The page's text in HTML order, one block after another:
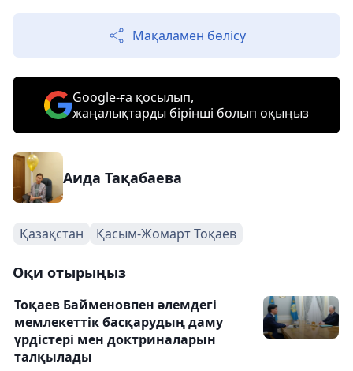
Мақаламен бөлісу
Google-ға қосылып,
жаңалықтарды бірінші болып оқыңыз
Аида Тақабаева
Қазақстан Қасым-Жомарт Тоқаев
Оқи отырыңыз
Тоқаев Байменовпен әлемдегі
мемлекеттік басқарудың даму
үрдістері мен доктриналарын
талқылады